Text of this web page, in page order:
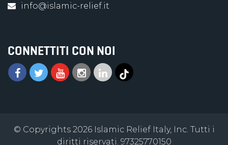
info@islamic-relief.it
CONNETTITI CON NOI
© Copyrights 2026 Islamic Relief Italy, Inc. Tutti i
diritti riservati. 97325770150